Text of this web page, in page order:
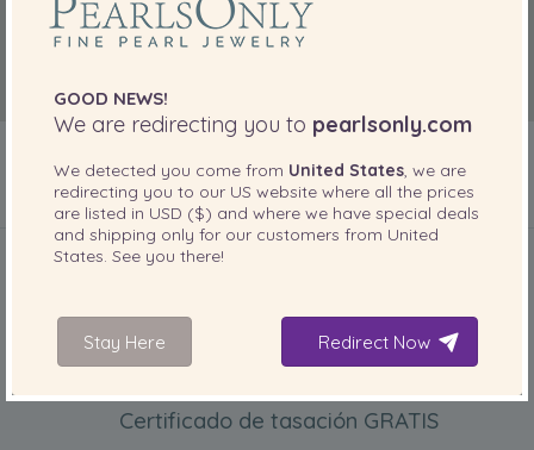
INCLUIDO CON SU PRODUCTO
Certificado de tasación GRATIS
GOOD NEWS!
We are redirecting you to pearlsonly.com
We detected you come from United States, we are
redirecting you to our US website where all the prices
are listed in USD ($) and where we have special deals
and shipping only for our customers from United
States. See you there!
Stay Here Redirect Now